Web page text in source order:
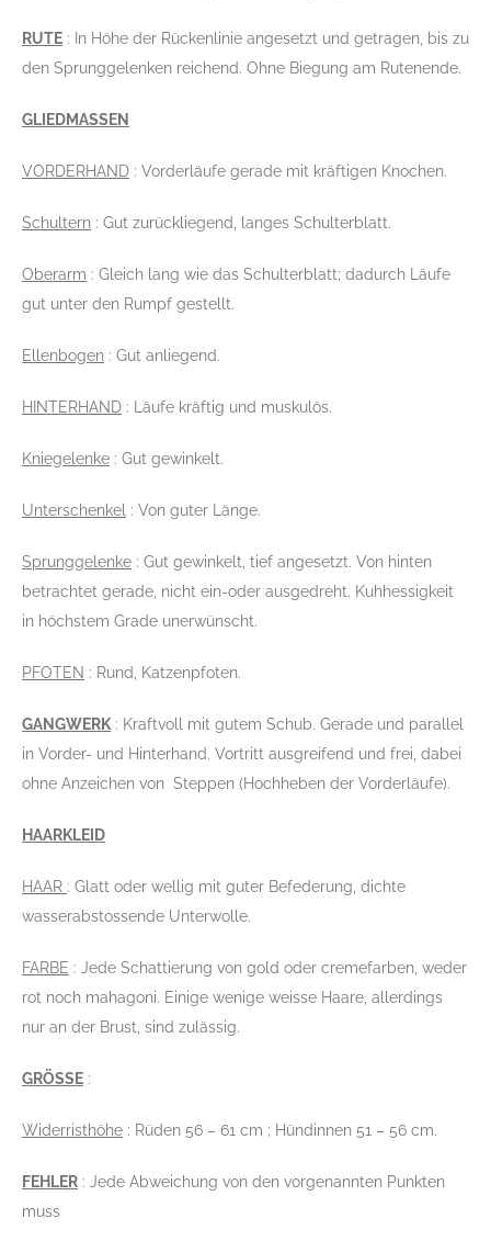
RUTE : In Höhe der Rückenlinie angesetzt und getragen, bis zu
den Sprunggelenken reichend. Ohne Biegung am Rutenende.
GLIEDMASSEN
VORDERHAND : Vorderläufe gerade mit kräftigen Knochen.
Schultern : Gut zurückliegend, langes Schulterblatt.
Oberarm : Gleich lang wie das Schulterblatt; dadurch Läufe
gut unter den Rumpf gestellt.
Ellenbogen : Gut anliegend.
HINTERHAND : Läufe kräftig und muskulös.
Kniegelenke : Gut gewinkelt.
Unterschenkel : Von guter Länge.
Sprunggelenke : Gut gewinkelt, tief angesetzt. Von hinten
betrachtet gerade, nicht ein-oder ausgedreht. Kuhhessigkeit
in höchstem Grade unerwünscht.
PFOTEN : Rund, Katzenpfoten.
GANGWERK : Kraftvoll mit gutem Schub. Gerade und parallel
in Vorder- und Hinterhand. Vortritt ausgreifend und frei, dabei
ohne Anzeichen von Steppen (Hochheben der Vorderläufe).
HAARKLEID
HAAR : Glatt oder wellig mit guter Befederung, dichte
wasserabstossende Unterwolle.
FARBE : Jede Schattierung von gold oder cremefarben, weder
rot noch mahagoni. Einige wenige weisse Haare, allerdings
nur an der Brust, sind zulässig.
GRÖSSE :
Widerristhöhe : Rüden 56 – 61 cm ; Hündinnen 51 – 56 cm.
FEHLER : Jede Abweichung von den vorgenannten Punkten
muss